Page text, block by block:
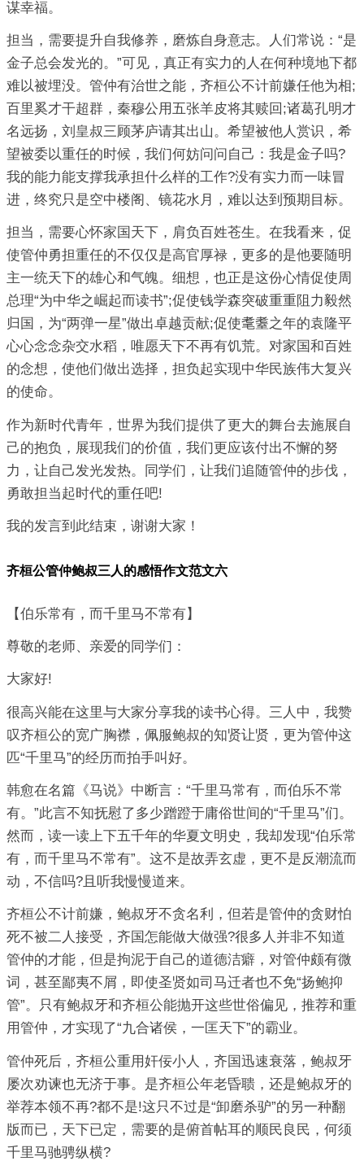
谋幸福。
担当，需要提升自我修养，磨炼自身意志。人们常说：“是
金子总会发光的。”可见，真正有实力的人在何种境地下都
难以被埋没。管仲有治世之能，齐桓公不计前嫌任他为相;
百里奚才干超群，秦穆公用五张羊皮将其赎回;诸葛孔明才
名远扬，刘皇叔三顾茅庐请其出山。希望被他人赏识，希
望被委以重任的时候，我们何妨问问自己：我是金子吗?
我的能力能支撑我承担什么样的工作?没有实力而一味冒
进，终究只是空中楼阁、镜花水月，难以达到预期目标。
担当，需要心怀家国天下，肩负百姓苍生。在我看来，促
使管仲勇担重任的不仅仅是高官厚禄，更多的是他要随明
主一统天下的雄心和气魄。细想，也正是这份心情促使周
总理“为中华之崛起而读书”;促使钱学森突破重重阻力毅然
归国，为“两弹一星”做出卓越贡献;促使耄耋之年的袁隆平
心心念念杂交水稻，唯愿天下不再有饥荒。对家国和百姓
的念想，使他们做出选择，担负起实现中华民族伟大复兴
的使命。
作为新时代青年，世界为我们提供了更大的舞台去施展自
己的抱负，展现我们的价值，我们更应该付出不懈的努
力，让自己发光发热。同学们，让我们追随管仲的步伐，
勇敢担当起时代的重任吧!
我的发言到此结束，谢谢大家！
齐桓公管仲鲍叔三人的感悟作文范文六
【伯乐常有，而千里马不常有】
尊敬的老师、亲爱的同学们：
大家好!
很高兴能在这里与大家分享我的读书心得。三人中，我赞
叹齐桓公的宽广胸襟，佩服鲍叔的知贤让贤，更为管仲这
匹“千里马”的经历而拍手叫好。
韩愈在名篇《马说》中断言：“千里马常有，而伯乐不常
有。”此言不知抚慰了多少蹭蹬于庸俗世间的“千里马”们。
然而，读一读上下五千年的华夏文明史，我却发现“伯乐常
有，而千里马不常有”。这不是故弄玄虚，更不是反潮流而
动，不信吗?且听我慢慢道来。
齐桓公不计前嫌，鲍叔牙不贪名利，但若是管仲的贪财怕
死不被二人接受，齐国怎能做大做强?很多人并非不知道
管仲的才能，但是拘泥于自己的道德洁癖，对管仲颇有微
词，甚至鄙夷不屑，即使圣贤如司马迁者也不免“扬鲍抑
管”。只有鲍叔牙和齐桓公能抛开这些世俗偏见，推荐和重
用管仲，才实现了“九合诸侯，一匡天下”的霸业。
管仲死后，齐桓公重用奸佞小人，齐国迅速衰落，鲍叔牙
屡次劝谏也无济于事。是齐桓公年老昏聩，还是鲍叔牙的
举荐本领不再?都不是!这只不过是“卸磨杀驴”的另一种翻
版而已，天下已定，需要的是俯首帖耳的顺民良民，何须
千里马驰骋纵横?